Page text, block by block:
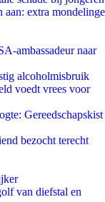
extra mondelinge
ambassadeur naar
alcoholmisbruik
voedt vrees voor
Gereedschapskist
bezocht terecht
van diefstal en